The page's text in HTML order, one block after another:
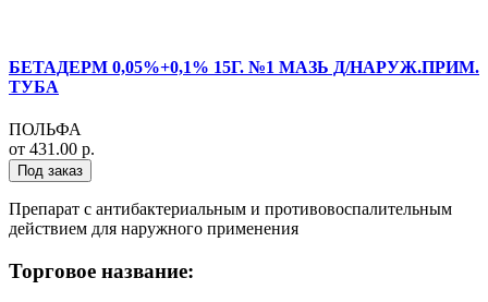
БЕТАДЕРМ 0,05%+0,1% 15Г. №1 МАЗЬ Д/НАРУЖ.ПРИМ.
ТУБА
ПОЛЬФА
от 431.00 р.
Под заказ
Препарат с антибактериальным и противовоспалительным
действием для наружного применения
Торговое название: